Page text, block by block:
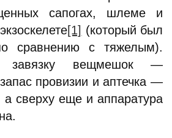
сапогах, шлеме и
[1] (который был
сравнению с тяжелым).
завязку вещмешок —
провизии и аптечка —
сверху еще и аппаратура